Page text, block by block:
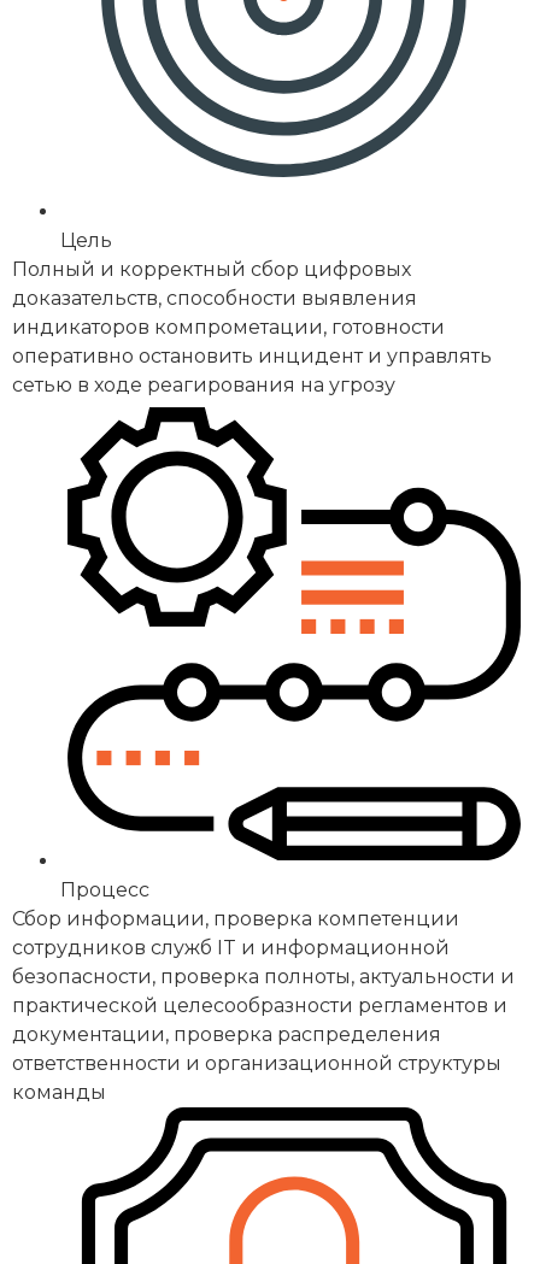
Цель
Полный и корректный сбор цифровых
доказательств, способности выявления
индикаторов компрометации, готовности
оперативно остановить инцидент и управлять
сетью в ходе реагирования на угрозу
Процесс
Сбор информации, проверка компетенции
сотрудников служб IT и информационной
безопасности, проверка полноты, актуальности и
практической целесообразности регламентов и
документации, проверка распределения
ответственности и организационной структуры
команды